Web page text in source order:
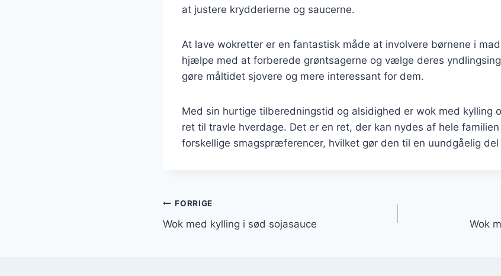
at justere krydderierne og saucerne.
At lave wokretter er en fantastisk måde at involvere børnene i
hjælpe med at forberede grøntsagerne og vælge deres
gøre måltidet sjovere og mere interessant for dem.
Med sin hurtige tilberedningstid og alsidighed er wok med kylling
ret til travle hverdage. Det er en ret, der kan nydes af hele
forskellige smagspræferencer, hvilket gør den til en uundgåelig
Indlægsnavigation
FORRIGE
Wok med kylling i sød sojasauce Wok